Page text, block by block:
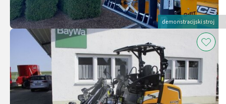
demonstracijski stroj